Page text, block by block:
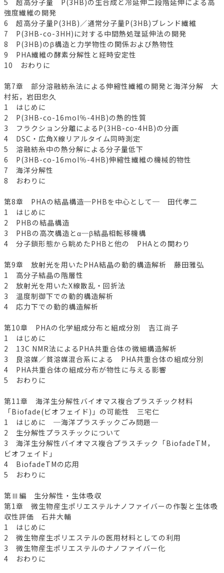
5 超高分子量 P(3HB)の生合成と冷延伸二段階延伸による高
強度繊維の開発
6 超高分子量P(3HB)／通常分子量P(3HB)ブレンド繊維
7 P(3HB-co-3HH)に対する中間熱処理延伸法の開発
8 P(3HB)のβ構造と力学物性の関係および熱物性
9 PHA繊維の酵素分解性と経時安定性
10 おわりに
第7章 部分溶融紡糸法による伸縮性繊維の開発と海洋分解 大
村拓，岩田忠久
1 はじめに
2 P(3HB-co-16mol％-4HB)の熱的性質
3 フラクション分離によるP(3HB-co-4HB)の分画
4 DSC・広角X線リアルタイム同時測定
5 溶融紡糸中の熱分解による分子量低下
6 P(3HB-co-16mol％-4HB)伸縮性繊維の機械的物性
7 海洋分解性
8 おわりに
第8章 PHAの結晶構造─PHBを中心として─ 田代孝二
1 はじめに
2 PHBの結晶構造
3 PHBの高次構造とα─β結晶相転移機構
4 分子鎖形態から眺めたPHBと他の PHAとの関わり
第9章 放射光を用いたPHA結晶の動的構造解析 藤田雅弘
1 高分子結晶の階層性
2 放射光を用いたX線散乱・回折法
3 温度制御下での動的構造解析
4 応力下での動的構造解析
第10章 PHAの化学組成分布と組成分別 吉江尚子
1 はじめに
2 13C NMR法によるPHA共重合体の微細構造解析
3 良溶媒／貧溶媒混合系による PHA共重合体の組成分別
4 PHA共重合体の組成分布が物性に与える影響
5 おわりに
第11章 海洋生分解性バイオマス複合プラスチック材料
「Biofade(ビオフェイド)」の可能性 三宅仁
1 はじめに ─海洋プラスチックごみ問題─
2 生分解性プラスチックについて
3 海洋生分解性バイオマス複合プラスチック「BiofadeTM，
ビオフェイド」
4 BiofadeTMの応用
5 おわりに
第Ⅲ編 生分解性・生体吸収
第1章 微生物産生ポリエステルナノファイバーの作製と生体吸
収性評価 石井大輔
1 はじめに
2 微生物産生ポリエステルの医用材料としての利用
3 微生物産生ポリエステルのナノファイバー化
4 おわりに